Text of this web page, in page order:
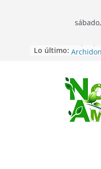
Lo último: Napo:
oriunda
cabo